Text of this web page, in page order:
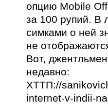
опцию Mobile
за 100 рупий. В
симками о ней
не
Вот,
недавно:
ХТТП://
internet-v-indii-